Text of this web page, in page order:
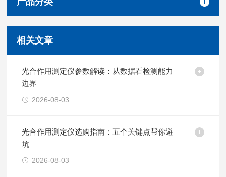
相关文章
光合作用测定仪参数解读：从数据看检测能力
边界
2026-08-03
光合作用测定仪选购指南：五个关键点帮你避
坑
2026-08-03